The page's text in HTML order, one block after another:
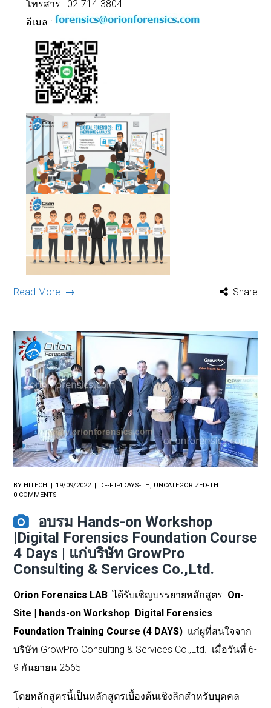
โทรสาร : 02-714-3804
อีเมล :
Read More Share
BY HITECH 19/09/2022 DF-FT-4DAYS-TH
UNCATEGORIZED-TH
0 COMMENTS
อบรม Hands-on Workshop
|Digital Forensics Foundation Course
4 Days | แก่บริษัท GrowPro
Consulting & Services Co.,Ltd.
Orion Forensics LAB ได้รับเชิญบรรยายหลักสูตร On-
Site | hands-on Workshop Digital Forensics
Foundation Training Course (4 DAYS) แก่ผูที่สนใจจาก
บริษัท GrowPro Consulting & Services Co.,Ltd. เมื่อวันที่ 6-
9 กันยายน 2565
โดยหลักสูตรนี้เป็นหลักสูตรเบื้องต้นเชิงลึกสำหรับบุคคล